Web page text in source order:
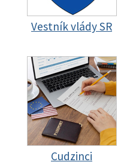
Vestník vlády SR
Cudzinci